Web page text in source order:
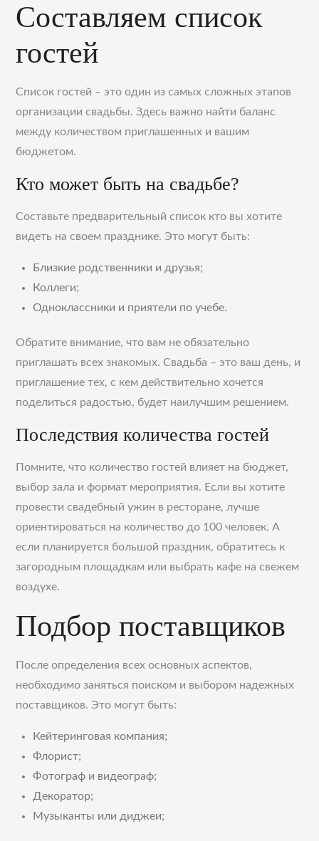
Составляем список
гостей
Список гостей – это один из самых сложных этапов
организации свадьбы. Здесь важно найти баланс
между количеством приглашенных и вашим
бюджетом.
Кто может быть на свадьбе?
Составьте предварительный список кто вы хотите
видеть на своем празднике. Это могут быть:
Близкие родственники и друзья;
Коллеги;
Одноклассники и приятели по учебе.
Обратите внимание, что вам не обязательно
приглашать всех знакомых. Свадьба – это ваш день, и
приглашение тех, с кем действительно хочется
поделиться радостью, будет наилучшим решением.
Последствия количества гостей
Помните, что количество гостей влияет на бюджет,
выбор зала и формат мероприятия. Если вы хотите
провести свадебный ужин в ресторане, лучше
ориентироваться на количество до 100 человек. А
если планируется большой праздник, обратитесь к
загородным площадкам или выбрать кафе на свежем
воздухе.
Подбор поставщиков
После определения всех основных аспектов,
необходимо заняться поиском и выбором надежных
поставщиков. Это могут быть:
Кейтеринговая компания;
Флорист;
Фотограф и видеограф;
Декоратор;
Музыканты или диджеи;